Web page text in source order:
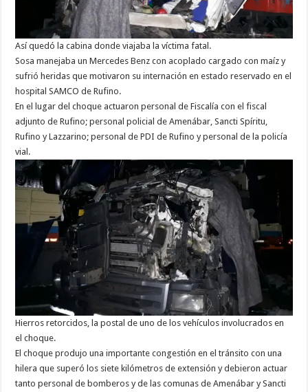
Así quedó la cabina donde viajaba la víctima fatal.
Sosa manejaba un Mercedes Benz con acoplado cargado con maíz y
sufrió heridas que motivaron su internación en estado reservado en el
hospital SAMCO de Rufino.
En el lugar del choque actuaron personal de Fiscalía con el fiscal
adjunto de Rufino; personal policial de Amenábar, Sancti Spíritu,
Rufino y Lazzarino; personal de PDI de Rufino y personal de la policía
vial.
Hierros retorcidos, la postal de uno de los vehículos involucrados en
el choque.
El choque produjo una importante congestión en el tránsito con una
hilera que superó los siete kilómetros de extensión y debieron actuar
tanto personal de bomberos y de las comunas de Amenábar y Sancti